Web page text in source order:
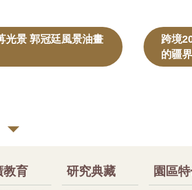
光景 郭冠廷風景油畫
跨境
的疆界
教育 研究典藏 園區